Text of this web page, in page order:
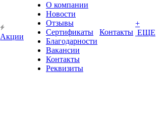
Акции
О компании
Новости
Отзывы
Сертификаты
Благодарности
Вакансии
Контакты
Реквизиты
Контакты
+
ЕЩЕ